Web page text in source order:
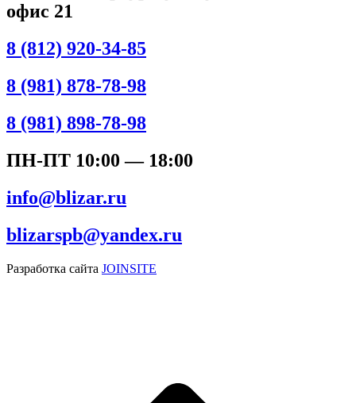
офис 21
8 (812) 920-34-85
8 (981) 878-78-98
8 (981) 898-78-98
ПН-ПТ 10:00 — 18:00
info@blizar.ru
blizarspb@yandex.ru
Разработка сайта JOINSITE